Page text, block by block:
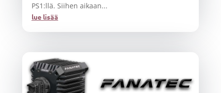
PS1:llä. Siihen aikaan...
lue lisää